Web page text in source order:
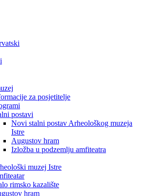
za posjetitelje
postavi
Novi stalni postav Arheološkog muzeja
Istre
Augustov hram
Izložba u podzemlju amfiteatra
muzej Istre
rimsko kazalište
hram